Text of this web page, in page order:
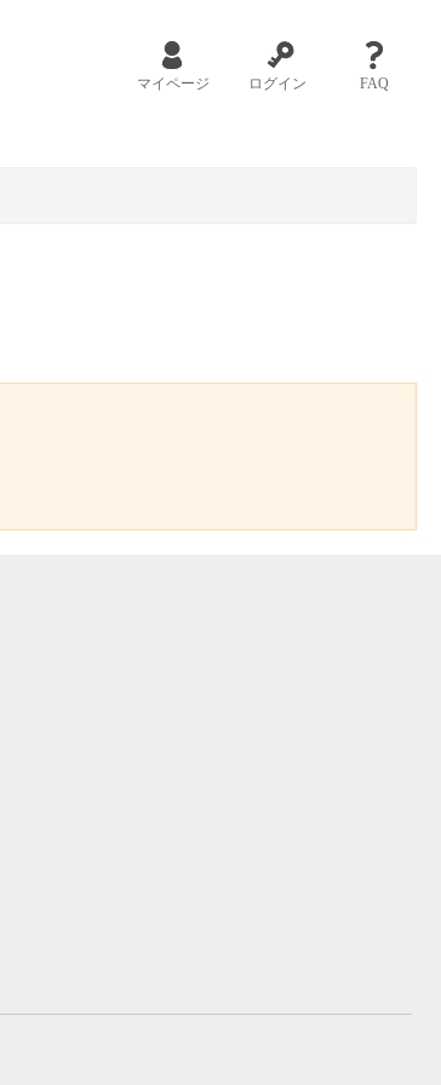
マイページ ログイン FAQ